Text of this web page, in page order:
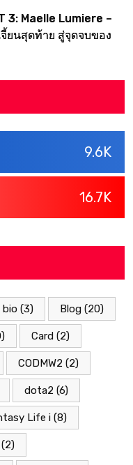
3: Maelle Lumiere –
จี้ยนสุดท้าย สู่จุดจบของ
9.6K
16.7K
bio (3) Blog (20)
Card (2)
CODMW2 (2)
dota2 (6)
Life i (8)
(2)